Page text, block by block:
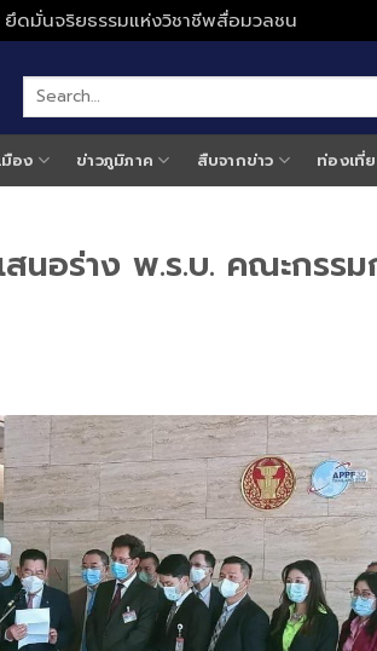
ดมั่นจริยธรรมแห่งวิชาชีพสื่อมวลชน
มือง ข่าวภูมิภาค สืบจากข่าว ท่องเที่
นอร่าง พ.ร.บ. คณะกรรม